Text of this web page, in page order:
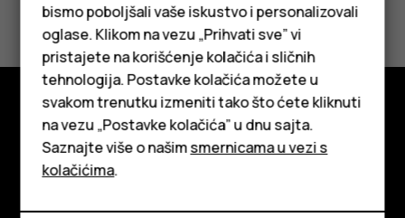
Pametni telefoni
Klasični telefoni
Tableti
Da Ne
Istražite
O kompaniji
Planet and people
bismo poboljšali vaše iskustvo i personalizovali
oglase. Klikom na vezu „Prihvati sve” vi
pristajete na korišćenje kolačića i sličnih
tehnologija. Postavke kolačića možete u
svakom trenutku izmeniti tako što ćete kliknuti
na vezu „Postavke kolačića” u dnu sajta.
Saznajte više o našimsmernicama u vezi s
kolačićima.